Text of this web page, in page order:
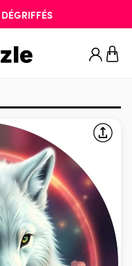
DÉGRIFFÉS